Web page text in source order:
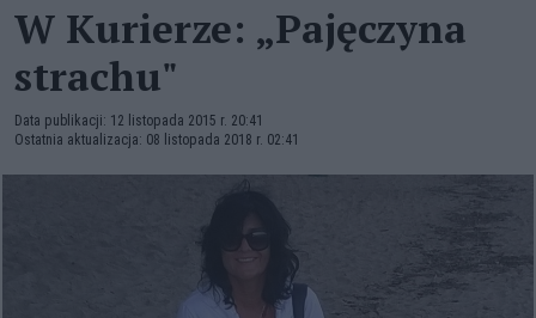
W Kurierze: „Pajęczyna
strachu"
Data publikacji: 12 listopada 2015 r. 20:41
Ostatnia aktualizacja: 08 listopada 2018 r. 02:41